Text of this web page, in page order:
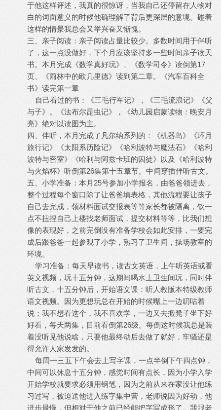
于他这样评述，我真的很惊讶，当我自己还停留在人物对
白的词面意义的时候他确理解了背后更深层的意境。碰着
这样的情景我总会又举兴奋又惭愧。
三、亲子阅读：亲子阅读占量比较少。多数时间用于伴听
了，这一点没做好，下个月应该坚持多一些时间亲子读天
书。本月完成《数学真好玩》、《数学司令》读倒第17
页、《雨林中的欧几里德》读到第二章。《汽车百科全
书》读完第一章
自己看过的书：《三毛行军记》，《三毛流浪记》《父
与子》。《法布尔昆虫记》，《幼儿园启蒙读物：晚安月
亮》绝对以读图为主。
四、伴听，本月完成了凡尔纳系列的：《机器岛》《环月
旅行记》《太阳系历险记》《哈利波特与魔法石》《哈利
波特与密室》《哈利与阿兹卡班的囚徒》以及《哈利波特
与火焰杯》听倒第26集第十五章节。中间穿插伴听古文。
五、小学准备：本月25号参加小学报名，由爸爸领进去，
整个过程每个窗口除了让爸爸填表格，其他流程要让孩子
自己去完成，领材料面试交报表等等家长都被隔离，钦一
点不扭捏自己上楼找老师面试，提交材料等等，比我们想
像的表现好，之前完倒没有准备学校会如此安排，一要完
成后跟爸爸一起参观了小学，熟习了卫生间，操场教室的
环境。
学习准备：每天早读书，读古文英语，上午听英语或看
英文视频，玩十五分钟，这期间喝水上卫生间玩，同时伴
听古文，十五分钟后，开始语文课：听人教版本特级教师
语文视频。因为更想玩总在开始的时候嘴上一边叨咕着
说；我不想看这个，我不喜欢学，一边又去搬凳子坐下好
好看，每天两集，目前看倒第26级。每倒这时候我总是装
着没听见他说啥，只要他最终动后去做了就好，牢骚还是
得允许人家发发的。
每周一三五下午会去上写字课，一点半倒下午四点钟，
中间可以休息十五分钟，感觉时间有点长，因为小学入学
开始学校就要求必须用钢笔，因为之前从来在家没让他练
习过写，被迫送他进入练字集中营，老师说因为好动，他
进步最慢，但相对于他之前已经能把字写成形了。我跟老